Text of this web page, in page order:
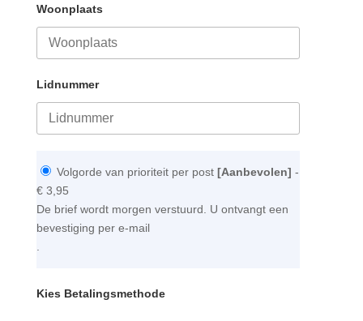
Woonplaats
Lidnummer
Volgorde van prioriteit per post [Aanbevolen] -
€ 3,95
De brief wordt morgen verstuurd. U ontvangt een
bevestiging per e-mail
.
Kies Betalingsmethode